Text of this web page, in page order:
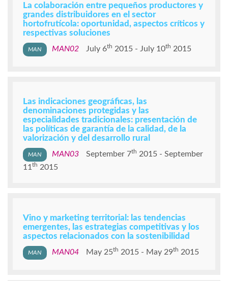
La colaboración entre pequeños productores y
grandes distribuidores en el sector
hortofrutícola: oportunidad, aspectos críticos y
respectivas soluciones
MAN02 July 6th 2015 July 10th 2015
Las indicaciones geográficas, las
denominaciones protegidas y las
especialidades tradicionales: presentación de
las políticas de garantía de la calidad, de la
valorización y del desarrollo rural
MAN03 September 7th 2015
September
11 th 2015
Vino y marketing territorial: las tendencias
emergentes, las estrategias competitivas y los
aspectos relacionados con la sostenibilidad
MAN04 May 25th 2015 May 29th 2015